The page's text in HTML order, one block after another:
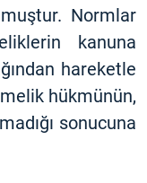
Normlar
kanuna
hareketle
hükmünün,
sonucuna